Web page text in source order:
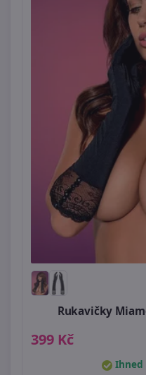
Rukavičky
399 Kč
Ihned